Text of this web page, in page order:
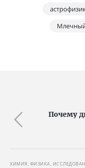
Почему
ХИМИЯ, ФИЗИКА,